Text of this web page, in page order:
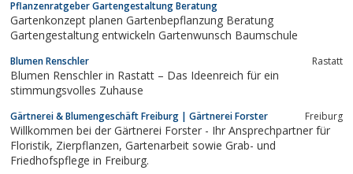
Pflanzenratgeber Gartengestaltung Beratung
Gartenkonzept planen Gartenbepflanzung Beratung
Gartengestaltung entwickeln Gartenwunsch Baumschule
Blumen Renschler Rastatt
Blumen Renschler in Rastatt – Das Ideenreich für ein
stimmungsvolles Zuhause
Gärtnerei & Blumengeschäft Freiburg | Gärtnerei Forster Freiburg
Willkommen bei der Gärtnerei Forster - Ihr Ansprechpartner für
Floristik, Zierpflanzen, Gartenarbeit sowie Grab- und
Friedhofspflege in Freiburg.